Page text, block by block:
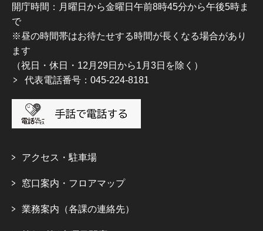
開庁時間：月曜日から金曜日午前8時45分から午後5時ま
で
※昼の時間帯はお待たせする時間が長くなる場合があり
ます
（祝日・休日・12月29日から1月3日を除く）
代表電話番号：045-224-8181
アクセス・駐車場
窓口案内・フロアマップ
業務案内（各課の連絡先）